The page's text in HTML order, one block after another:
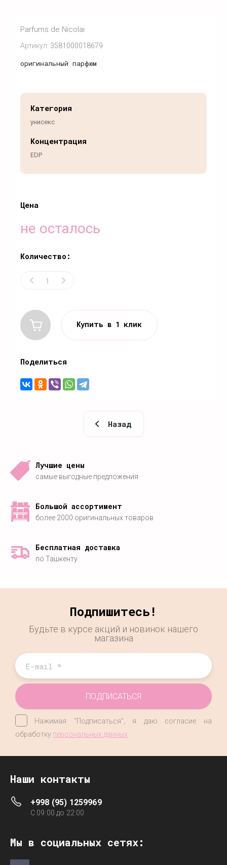
Артикул: 3581000018679
Parfums de Nicolai
оригинальный парфюм
Цена
не осталось
Количество:
Купить в 1 клик
Категория
унисекс
Концентрация
EDP
Поделиться
Назад
Лучшие цены
самые выгодные предложения
Большой ассортимент
более 2000 оригинальных товаров
Бесплатная доставка
по Ташкенту
Подпишитесь!
Будьте в курсе акций и новинок нашего
магазина
Нажимая "Подписаться", я даю согласие на
обработку персональных данных
ПОДПИСАТЬСЯ
Наши контакты
+998 (95) 1259969
C 09:00 до 22:00
Мы в социальных сетях: